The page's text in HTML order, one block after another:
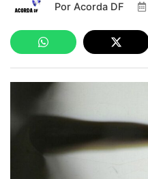
Por Acorda DF